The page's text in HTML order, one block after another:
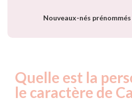
Nouveaux-nés
Quelle est la
le caractère de